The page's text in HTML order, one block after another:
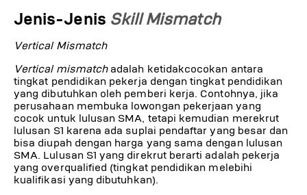
Jenis-Jenis Skill Mismatch
Vertical Mismatch
Vertical mismatchadalah ketidakcocokan antara
tingkat pendidikan pekerja dengan tingkat pendidikan
yang dibutuhkan oleh pemberi kerja. Contohnya, jika
perusahaan membuka lowongan pekerjaan yang
cocok untuk lulusan SMA, tetapi kemudian merekrut
lulusan S1 karena ada suplai pendaftar yang besar dan
bisa diupah dengan harga yang sama dengan lulusan
SMA. Lulusan S1 yang direkrut berarti adalah pekerja
yang overqualified (tingkat pendidikan melebihi
kualifikasi yang dibutuhkan).